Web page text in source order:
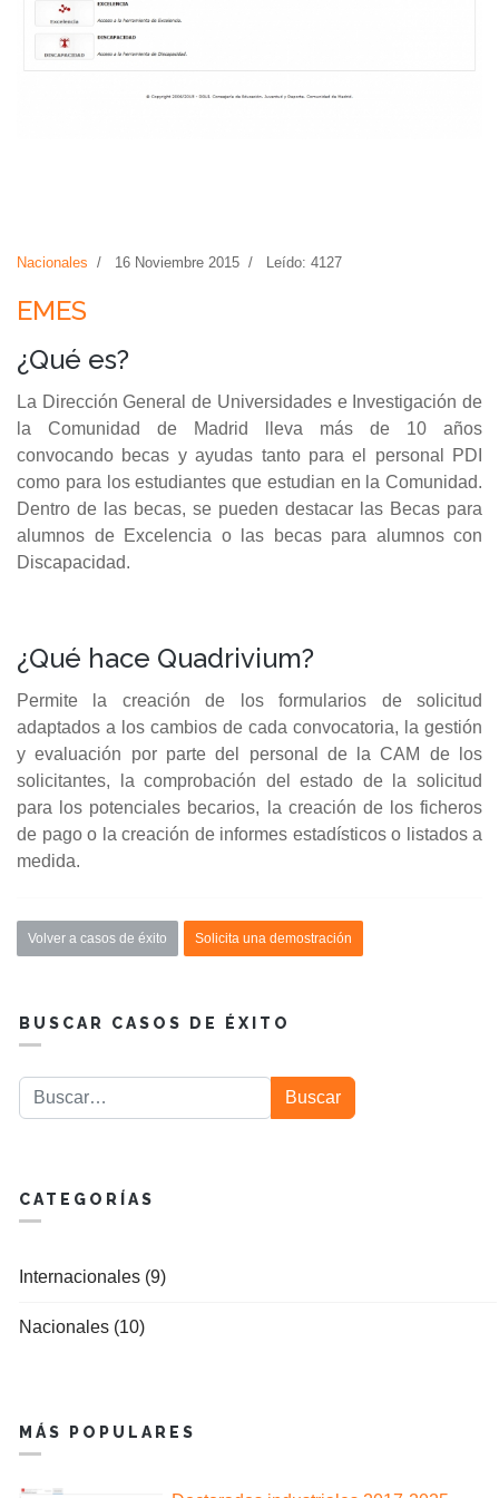
Nacionales 16 Noviembre 2015 Leído: 4127
EMES
¿Qué es?
La Dirección General de Universidades e Investigación de
la Comunidad de Madrid lleva más de 10 años
convocando becas y ayudas tanto para el personal PDI
como para los estudiantes que estudian en la Comunidad.
Dentro de las becas, se pueden destacar las Becas para
alumnos de Excelencia o las becas para alumnos con
Discapacidad.
¿Qué hace Quadrivium?
Permite la creación de los formularios de solicitud
adaptados a los cambios de cada convocatoria, la gestión
y evaluación por parte del personal de la CAM de los
solicitantes, la comprobación del estado de la solicitud
para los potenciales becarios, la creación de los ficheros
de pago o la creación de informes estadísticos o listados a
medida.
Volver a casos de éxito Solicita una demostración
BUSCAR CASOS DE ÉXITO
Buscar Buscar
CATEGORÍAS
Internacionales (9)
Nacionales (10)
MÁS POPULARES